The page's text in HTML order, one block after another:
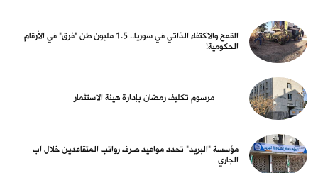
القمح والاكتفاء الذاتي في سوريا.. 1.5 مليون طن "فرق" في الأرقام
الحكومية!
مرسوم تكليف رمضان بإدارة هيئة الاستثمار
مؤسسة "البريد" تحدد مواعيد صرف رواتب المتقاعدين خلال آب
الجاري